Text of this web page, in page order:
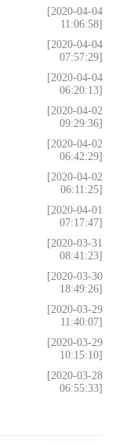
[2020-04-04
11:06:58]
[2020-04-04
07:57:29]
[2020-04-04
06:20:13]
[2020-04-02
09:29:36]
[2020-04-02
06:42:29]
[2020-04-02
06:11:25]
[2020-04-01
07:17:47]
[2020-03-31
08:41:23]
[2020-03-30
18:49:26]
[2020-03-29
11:40:07]
[2020-03-29
10:15:10]
[2020-03-28
06:55:33]